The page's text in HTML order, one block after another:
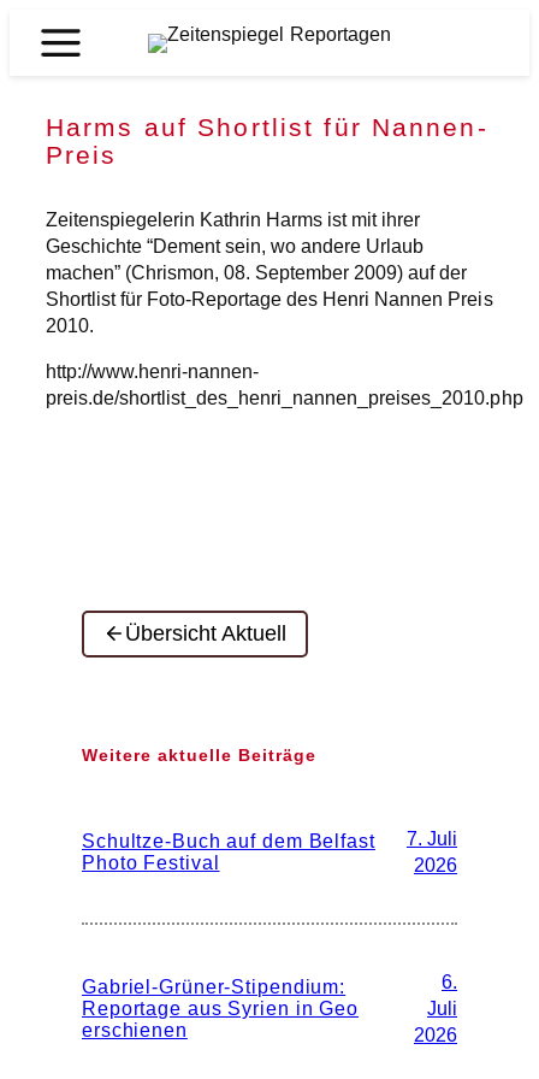
Inhalt
Zeitenspiegel
Harms auf Shortlist für Nannen-
Preis
Zeitenspiegelerin Kathrin Harms ist mit ihrer
Geschichte “Dement sein, wo andere Urlaub
machen” (Chrismon, 08. September 2009) auf der
Shortlist für Foto-Reportage des Henri Nannen Preis
2010.
http://www.henri-nannen-
preis.de/shortlist_des_henri_nannen_preises_2010.php
Übersicht Aktuell
Weitere aktuelle Beiträge
Schultze-Buch auf dem Belfast
Photo Festival
7. Juli
2026
Gabriel-Grüner-Stipendium:
Reportage aus Syrien in Geo
erschienen
6.
Juli
2026